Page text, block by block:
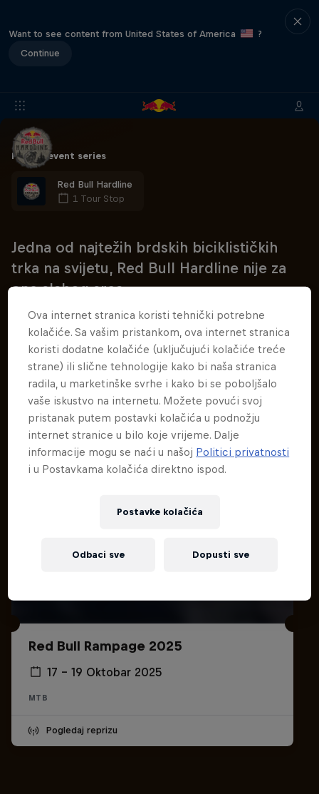
Want to see content from United States of America
?
Continue
Part of event series
Red Bull Hardline
1 Tour Stop
Jedna od najtežih brdskih biciklističkih
trka na svijetu, Red Bull Hardline nije za
one slabog srca.
Povezani događaji
Red Bull Rampage 2025
17 – 19 Oktobar 2025
MTB
Pogledaj reprizu
Ova internet stranica koristi tehnički potrebne
kolačiće. Sa vašim pristankom, ova internet stranica
koristi dodatne kolačiće (uključujući kolačiće treće
strane) ili slične tehnologije kako bi naša stranica
radila, u marketinške svrhe i kako bi se poboljšalo
vaše iskustvo na internetu. Možete povući svoj
pristanak putem postavki kolačića u podnožju
internet stranice u bilo koje vrijeme. Dalje
informacije mogu se naći u našoj Politici privatnosti
i u Postavkama kolačića direktno ispod.
Postavke kolačića
Odbaci sve Dopusti sve